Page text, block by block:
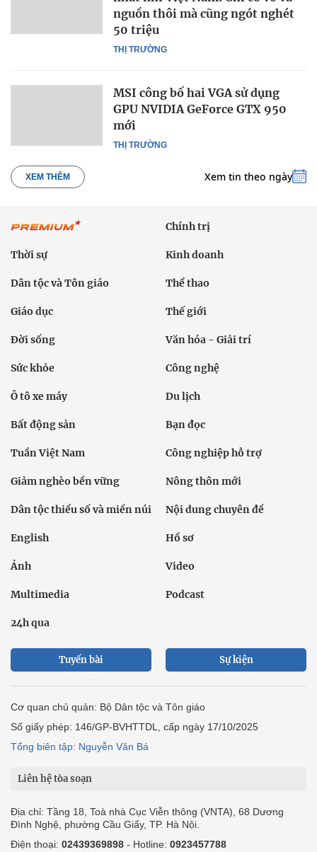
THỊ TRƯỜNG
nguồn thôi mà cũng ngót nghét
50 triệu
THỊ TRƯỜNG
MSI công bố hai VGA sử dụng
GPU NVIDIA GeForce GTX 950
mới
XEM THÊM Xem tin theo ngày
Chính trị
Thời sự Kinh doanh
Dân tộc và Tôn giáo Thể thao
Giáo dục Thế giới
Đời sống Văn hóa - Giải trí
Sức khỏe Công nghệ
Ô tô xe máy Du lịch
Bất động sản Bạn đọc
Tuần Việt Nam Công nghiệp hỗ trợ
Giảm nghèo bền vững Nông thôn mới
Dân tộc thiểu số và miền núi Nội dung chuyên đề
English Hồ sơ
Ảnh Video
Multimedia Podcast
24h qua
Tuyến bài Sự kiện
Cơ quan chủ quản: Bộ Dân tộc và Tôn giáo
Số giấy phép: 146/GP-BVHTTDL, cấp ngày 17/10/2025
Tổng biên tập: Nguyễn Văn Bá
Liên hệ tòa soạn
Địa chỉ: Tầng 18, Toà nhà Cục Viễn thông (VNTA), 68 Dương
Đình Nghệ, phường Cầu Giấy, TP. Hà Nội.
Điện thoại: 02439369898 - Hotline: 0923457788